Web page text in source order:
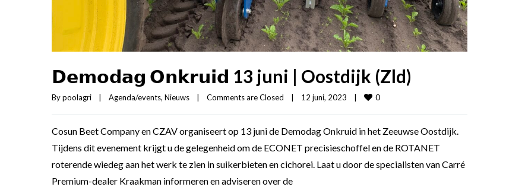
𝗗𝗲𝗺𝗼𝗱𝗮𝗴 𝗢𝗻𝗸𝗿𝘂𝗶𝗱 13 juni | Oostdijk (Zld)
By poolagri | Agenda/events, Nieuws | Comments are Closed | 12 juni, 2023 | 0
Cosun Beet Company en CZAV organiseert op 13 juni de Demodag Onkruid in het Zeeuwse Oostdijk.
Tijdens dit evenement krijgt u de gelegenheid om de ECONET precisieschoffel en de ROTANET
roterende wiedeg aan het werk te zien in suikerbieten en cichorei. Laat u door de specialisten van Carré
Premium-dealer Kraakman informeren en adviseren over de